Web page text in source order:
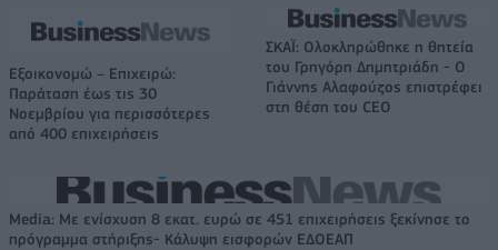
Εξοικονομώ – Επιχειρώ:
Παράταση έως τις 30
Νοεμβρίου για περισσότερες
από 400 επιχειρήσεις
ΣΚΑΪ: Ολοκληρώθηκε η θητεία
του Γρηγόρη Δημητριάδη - Ο
Γιάννης Αλαφούζος επιστρέφει
στη θέση του CEO
Media: Με ενίσχυση 8 εκατ. ευρώ σε 451 επιχειρήσεις ξεκίνησε το
πρόγραμμα στήριξης- Κάλυψη εισφορών ΕΔΟΕΑΠ